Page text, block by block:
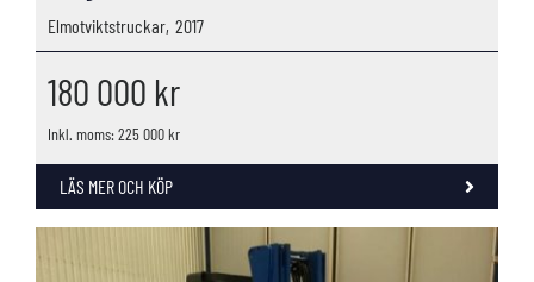
Elmotviktstruckar, 2017
180 000 kr
Inkl. moms: 225 000 kr
LÄS MER OCH KÖP